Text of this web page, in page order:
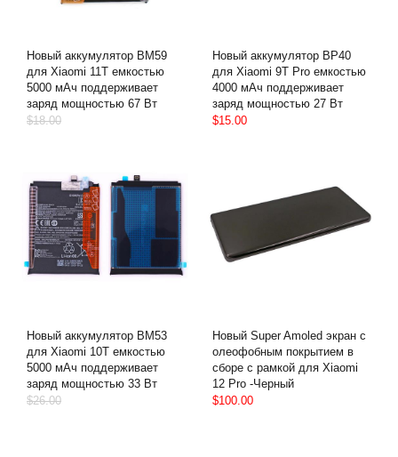
Новый аккумулятор BM59
для Xiaomi 11T емкостью
5000 мАч поддерживает
заряд мощностью 67 Вт
$18.00
Новый аккумулятор BP40
для Xiaomi 9T Pro емкостью
4000 мАч поддерживает
заряд мощностью 27 Вт
$15.00
Новый аккумулятор BM53
для Xiaomi 10T емкостью
5000 мАч поддерживает
заряд мощностью 33 Вт
$26.00
Новый Super Amoled экран с
олеофобным покрытием в
сборе с рамкой для Xiaomi
12 Pro -Черный
$100.00